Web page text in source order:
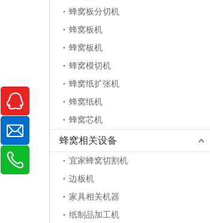
蜂窝板分切机
蜂窝板机
蜂窝板机
蜂窝模切机
蜂窝纸扩张机
蜂窝纸机
蜂窝芯机
蜂窝相关设备
宜家蜂窝切割机
边板机
家具相关机器
纸制品加工机